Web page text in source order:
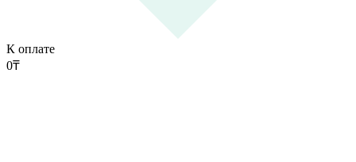
К оплате
0₸